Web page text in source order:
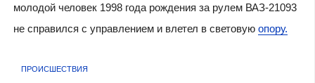
молодой человек 1998 года рождения за рулем ВАЗ-21093
не справился с управлением и влетел в световую опору.
ПРОИСШЕСТВИЯ